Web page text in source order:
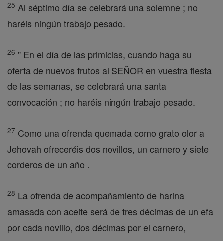
25 Al séptimo día se celebrará una solemne ; no
haréis ningún trabajo pesado.
26 " En el día de las primicias, cuando haga su
oferta de nuevos frutos al SEÑOR en vuestra fiesta
de las semanas, se celebrará una santa
convocación ; no haréis ningún trabajo pesado.
27 Como una ofrenda quemada como grato olor a
Jehovah ofreceréis dos novillos, un carnero y siete
corderos de un año .
28 La ofrenda de acompañamiento de harina
amasada con aceite será de tres décimas de un efa
por cada novillo, dos décimas por el carnero,